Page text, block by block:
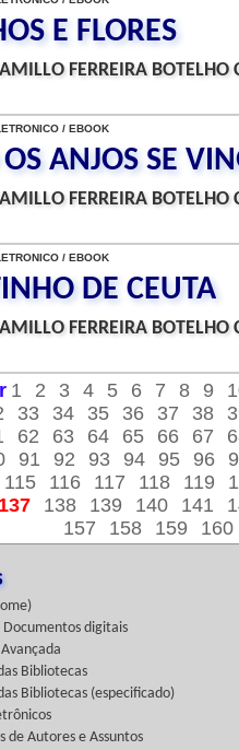
E FLORES
FERREIRA
/ EBOOK
ANJOS SE
FERREIRA
/ EBOOK
DE CEUTA
FERREIRA
1 2 3 4 5 6 7 8 9
33 34 35 36 37 38
62 63 64 65 66 67
91 92 93 94 95 96
115 116 117 118 119
137 138 139 140 141
157
158 159 160
digitais
Bibliotecas
Bibliotecas (especificado)
de Autores e Assuntos